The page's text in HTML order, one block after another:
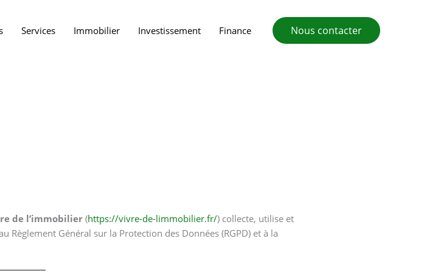
Services Immobilier Investissement Finance Nous contacter
de l’immobilier (https://vivre-de-limmobilier.fr/) collecte, utilise et
Général sur la Protection des Données (RGPD) et à la